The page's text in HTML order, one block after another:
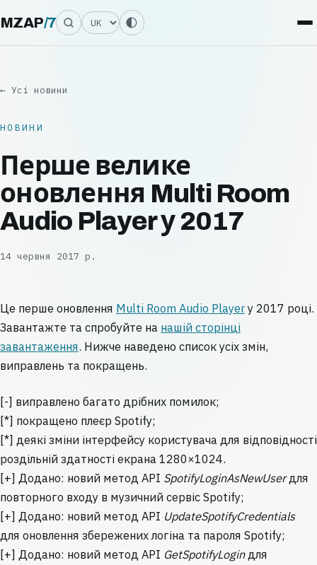
MZAP/7 Мова
← Усі новини
НОВИНИ
Перше велике
оновлення Multi Room
Audio Player у 2017
14 червня 2017 р.
Це перше оновлення Multi Room Audio Playerу 2017 році.
Завантажте та спробуйте на нашій сторінці
завантаження. Нижче наведено список усіх змін,
виправлень та покращень.
[-] виправлено багато дрібних помилок;
[*] покращено плеєр Spotify;
[*] деякі зміни інтерфейсу користувача для відповідності
роздільній здатності екрана 1280×1024.
[+] Додано: новий метод API SpotifyLoginAsNewUserдля
повторного входу в музичний сервіс Spotify;
[+] Додано: новий метод API UpdateSpotifyCredentials
для оновлення збережених логіна та пароля Spotify;
[+] Додано: новий метод API GetSpotifyLoginдля